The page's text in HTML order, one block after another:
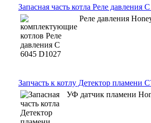
Запасная часть котла Реле давления
Реле давления
Запчасть к котлу Детектор пламени
УФ датчик пламени